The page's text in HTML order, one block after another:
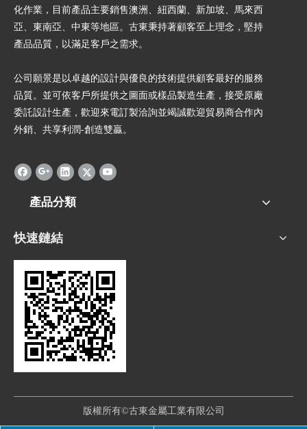
化作業，目前產品主要銷售澳洲、紐西蘭、新加坡、馬來西
亞、東南亞、中東等地區。古東秉持著顧客至上理念，堅持
產品品質，以滿足客戶之需求。
公司願景是以卓越的設計與優良的技術提供顧客最好的服務
品質。並可依客戶所提供之圖面或樣品製造生產，接受原廠
委託設計生產，歡迎來電訂製洽詢並竭誠歡迎貿易商合作內
外銷、共享利潤-創造雙贏。
產品分類
快速鏈結
版權所有©古東金屬工業有限公司